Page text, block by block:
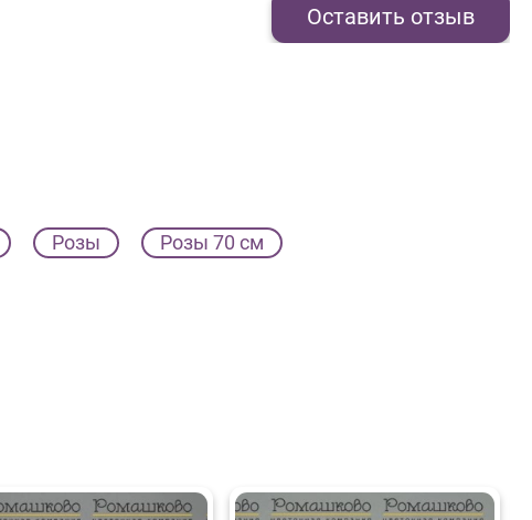
Оставить отзыв
Розы Розы 70 см